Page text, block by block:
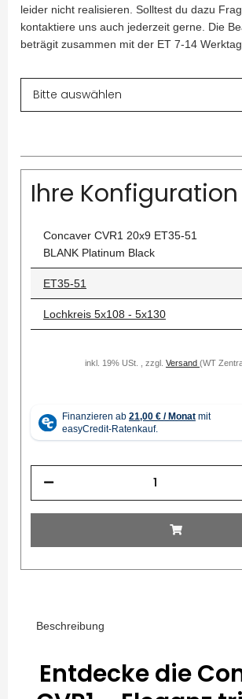
leider nicht realisieren. Solltest du dazu
kontaktiere uns auch jederzeit gerne. Die
beträgit zusammen mit der ET 7-14
Ihre Konfiguration
Concaver CVR1 20x9 ET35-51
BLANK Platinum Black
ET35-51
Lochkreis 5x108 - 5x130
inkl. 19% USt. , zzgl. Versand (WT
Beschreibung
Entdecke die